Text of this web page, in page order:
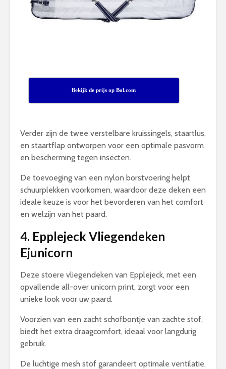
Bekijk de prijs op Bol.com
Verder zijn de twee verstelbare kruissingels, staartlus,
en staartflap ontworpen voor een optimale pasvorm
en bescherming tegen insecten.
De toevoeging van een nylon borstvoering helpt
schuurplekken voorkomen, waardoor deze deken een
ideale keuze is voor het bevorderen van het comfort
en welzijn van het paard.
4. Epplejeck Vliegendeken
Ejunicorn
Deze stoere vliegendeken van Epplejeck, met een
opvallende all-over unicorn print, zorgt voor een
unieke look voor uw paard.
Voorzien van een zacht schofbontje van zachte stof,
biedt het extra draagcomfort, ideaal voor langdurig
gebruik.
De luchtige mesh stof garandeert optimale ventilatie,